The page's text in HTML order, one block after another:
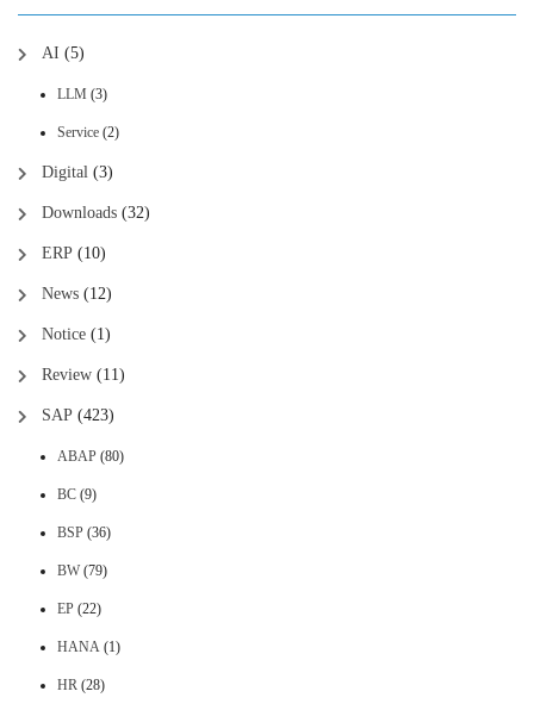
AI (5)
LLM (3)
Service (2)
Digital (3)
Downloads (32)
ERP (10)
News (12)
Notice (1)
Review (11)
SAP (423)
ABAP (80)
BC (9)
BSP (36)
BW (79)
EP (22)
HANA (1)
HR (28)